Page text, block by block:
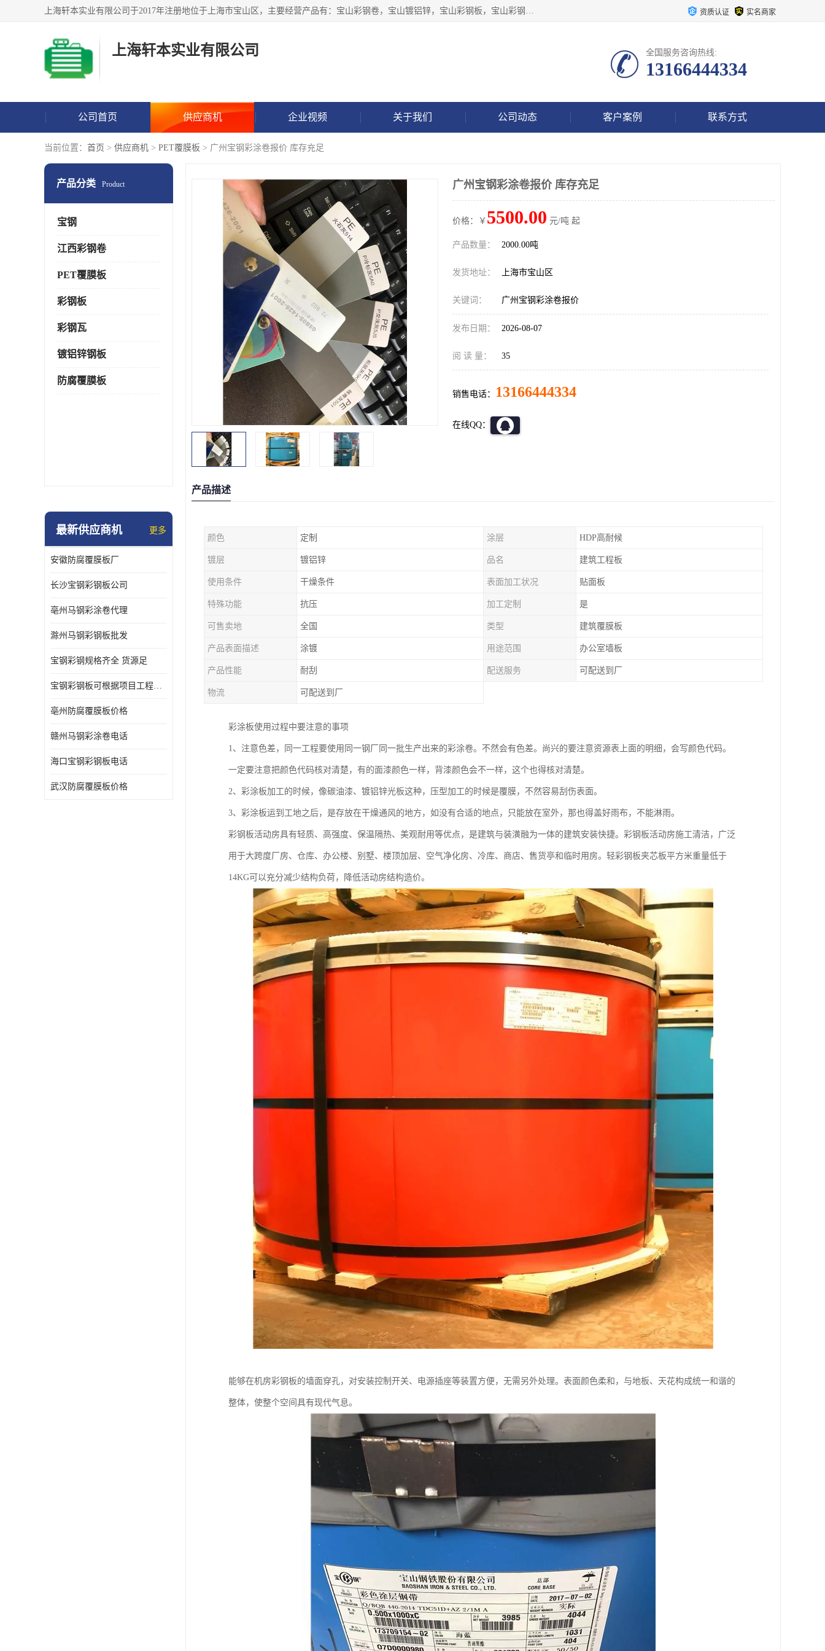
上海轩本实业有限公司于2017年注册地位于上海市宝山区，主要经营产品有：宝山彩钢卷，宝山镀铝锌，宝山彩钢板，宝山彩钢瓦等产品的生产和销售。 资质认证 实名商家
上海轩本实业有限公司 全国服务咨询热线:
13166444334
公司首页 供应商机 企业视频 关于我们 公司动态 客户案例 联系方式
当前位置： 首页 > 供应商机 > PET覆膜板 > 广州宝钢彩涂卷报价 库存充足
产品分类 Product
宝钢
江西彩钢卷
PET覆膜板
彩钢板
彩钢瓦
镀铝锌钢板
防腐覆膜板
最新供应商机 更多
安徽防腐覆膜板厂
长沙宝钢彩钢板公司
亳州马钢彩涂卷代理
滁州马钢彩钢板批发
宝钢彩钢规格齐全 货源足
宝钢彩钢板可根据项目工程定制
亳州防腐覆膜板价格
赣州马钢彩涂卷电话
海口宝钢彩钢板电话
武汉防腐覆膜板价格
广州宝钢彩涂卷报价 库存充足
价格：￥ 5500.00 元/吨 起
产品数量： 2000.00吨
发货地址： 上海市宝山区
关键词： 广州宝钢彩涂卷报价
发布日期： 2026-08-07
阅 读 量： 35
销售电话： 13166444334
在线QQ：
产品描述
颜色 定制 涂层 HDP高耐候
镀层 镀铝锌 品名 建筑工程板
使用条件 干燥条件 表面加工状况 贴面板
特殊功能 抗压 加工定制 是
可售卖地 全国 类型 建筑覆膜板
产品表面描述 涂镀 用途范围 办公室墙板
产品性能 耐刮 配送服务 可配送到厂
物流 可配送到厂
彩涂板使用过程中要注意的事项
1、注意色差，同一工程要使用同一钢厂同一批生产出来的彩涂卷。不然会有色差。尚兴的要注意资源表上面的明细，会写颜色代码。
一定要注意把颜色代码核对清楚，有的面漆颜色一样，背漆颜色会不一样，这个也得核对清楚。
2、彩涂板加工的时候，像碳油漆、镀铝锌光板这种，压型加工的时候是覆膜，不然容易刮伤表面。
3、彩涂板运到工地之后，是存放在干燥通风的地方，如没有合适的地点，只能放在室外，那也得盖好雨布，不能淋雨。
彩钢板活动房具有轻质、高强度、保温隔热、美观耐用等优点，是建筑与装潢融为一体的建筑安装快捷。彩钢板活动房施工清洁，广泛
用于大跨度厂房、仓库、办公楼、别墅、楼顶加层、空气净化房、冷库、商店、售货亭和临时用房。轻彩钢板夹芯板平方米重量低于
14KG可以充分减少结构负荷，降低活动房结构造价。
能够在机房彩钢板的墙面穿孔，对安装控制开关、电源插座等装置方便，无需另外处理。表面颜色柔和，与地板、天花构成统一和谐的
整体，使整个空间具有现代气息。